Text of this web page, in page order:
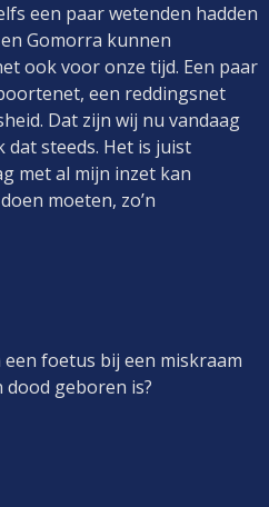
een paar wetenden hadden
Gomorra kunnen
ook voor onze tijd. Een paar
een reddingsnet
Dat zijn wij nu vandaag
dat steeds. Het is juist
met al mijn inzet kan
moeten, zo’n
foetus bij een miskraam
geboren is?